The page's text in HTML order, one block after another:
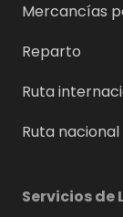
Mercancías
Reparto
Ruta
Ruta
Servicios de